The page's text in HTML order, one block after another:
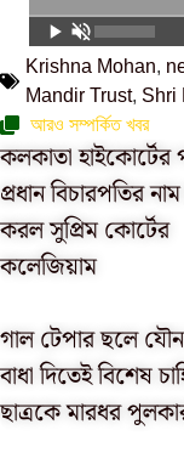
Krishna Mohan,
Mandir Trust, Shri
আরও সম্পর্কিত খবর
কলকাতা হাইকোর্টের
প্রধান বিচারপতির
করল সুপ্রিম কোর্টের
কলেজিয়াম
গাল টেপার ছলে যৌন
বাধা দিতেই বিশেষ
ছাত্রকে মারধর